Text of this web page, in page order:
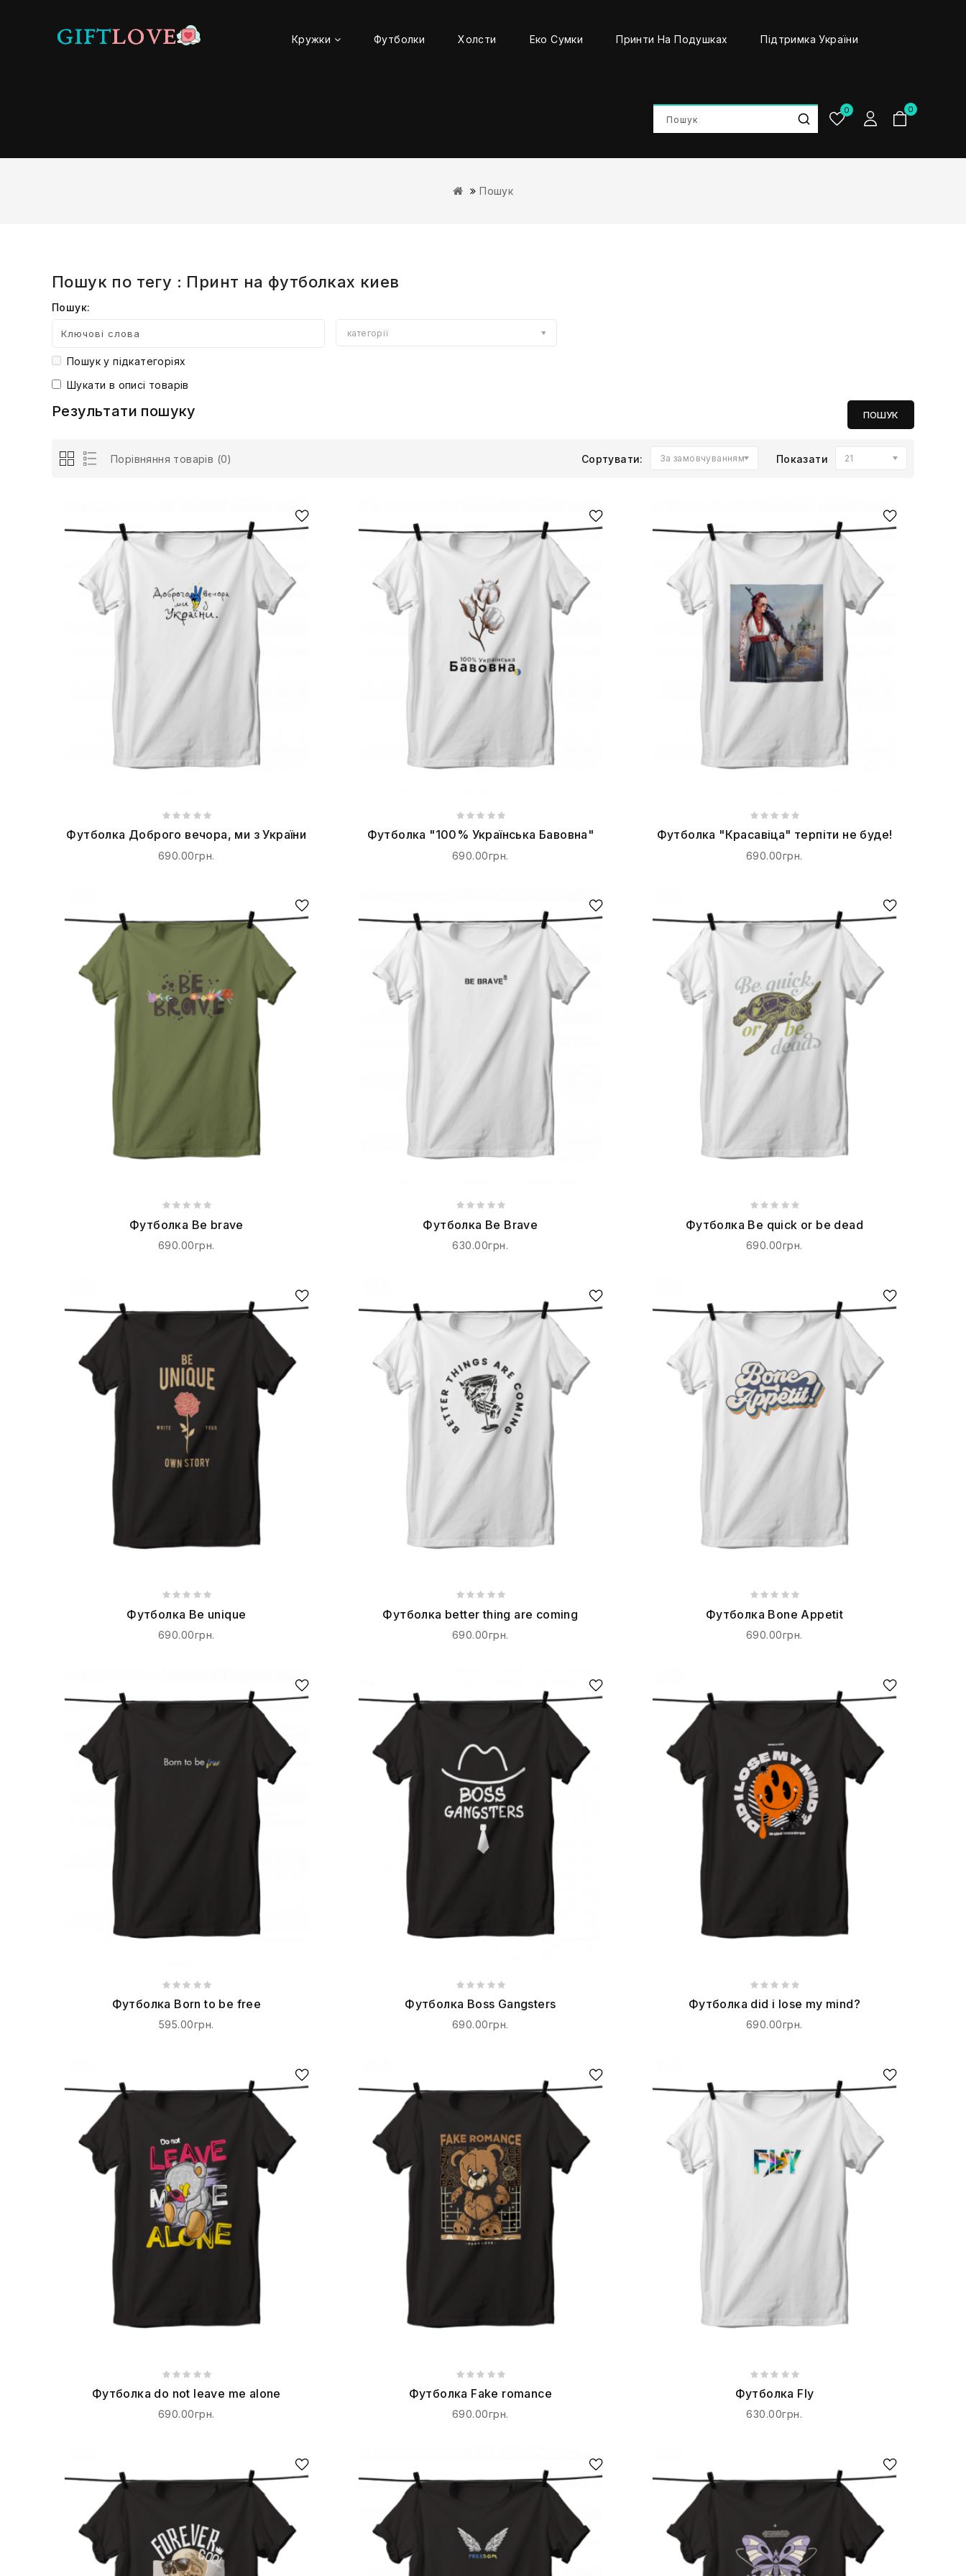
Кружки Футболки Холсти Еко Сумки Принти На Подушках Підтримка України
0
0
Пошук
Пошук по тегу : Принт на футболках киев
Пошук:
категорії
Пошук у підкатегоріях
Шукати в описі товарів
Результати пошуку
Порівняння товарів (0) Сортувати: За замовчуванням Показати 21
Футболка Доброго вечора, ми з України
690.00грн.
Футболка "100% Українська Бавовна"
690.00грн.
Футболка "Красавіца" терпіти не буде!
690.00грн.
Футболка Be brave
690.00грн.
Футболка Be Brave
630.00грн.
Футболка Be quick or be dead
690.00грн.
Футболка Be unique
690.00грн.
Футболка better thing are coming
690.00грн.
Футболка Bone Appetit
690.00грн.
Футболка Born to be free
595.00грн.
Футболка Boss Gangsters
690.00грн.
Футболка did i lose my mind?
690.00грн.
Футболка do not leave me alone
690.00грн.
Футболка Fake romance
690.00грн.
Футболка Fly
630.00грн.